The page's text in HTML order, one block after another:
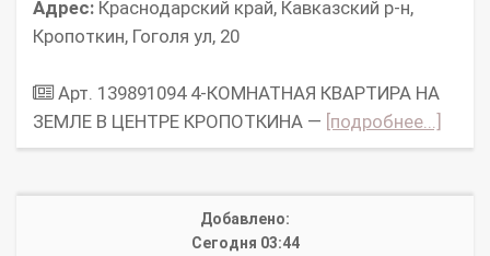
Адрес: Краснодарский край, Кавказский р-н,
Кропоткин, Гоголя ул, 20
Арт. 139891094 4-КОМНАТНАЯ КВАРТИРА НА
ЗЕМЛЕ В ЦЕНТРЕ КРОПОТКИНА — [подробнее...]
Добавлено:
Сегодня 03:44